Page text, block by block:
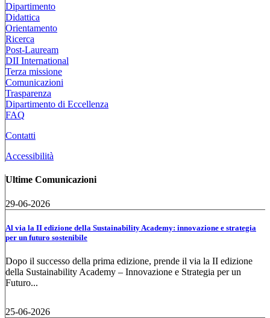
Dipartimento
Didattica
Orientamento
Ricerca
Post-Lauream
DII International
Terza missione
Comunicazioni
Trasparenza
Dipartimento di Eccellenza
FAQ
Contatti
Accessibilità
Ultime Comunicazioni
29-06-2026
Al via la II edizione della Sustainability Academy: innovazione e strategia
per un futuro sostenibile
Dopo il successo della prima edizione, prende il via la II edizione
della Sustainability Academy – Innovazione e Strategia per un
Futuro...
25-06-2026